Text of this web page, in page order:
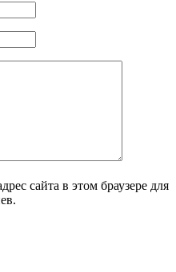
сайта в этом браузере для